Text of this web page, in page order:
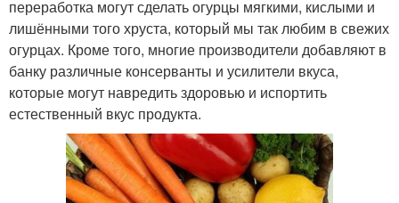
переработка могут сделать огурцы мягкими, кислыми и
лишёнными того хруста, который мы так любим в свежих
огурцах. Кроме того, многие производители добавляют в
банку различные консерванты и усилители вкуса,
которые могут навредить здоровью и испортить
естественный вкус продукта.